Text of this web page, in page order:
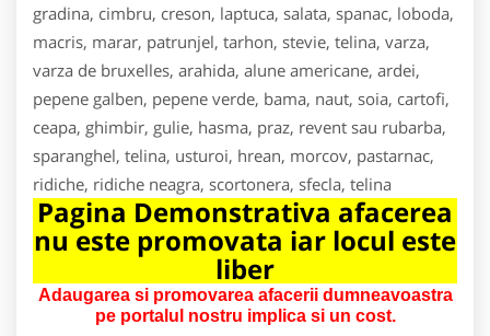
gradina, cimbru, creson, laptuca, salata, spanac, loboda,
macris, marar, patrunjel, tarhon, stevie, telina, varza,
varza de bruxelles, arahida, alune americane, ardei,
pepene galben, pepene verde, bama, naut, soia, cartofi,
ceapa, ghimbir, gulie, hasma, praz, revent sau rubarba,
sparanghel, telina, usturoi, hrean, morcov, pastarnac,
ridiche, ridiche neagra, scortonera, sfecla, telina
Pagina Demonstrativa afacerea
nu este promovata iar locul este
liber
Adaugarea si promovarea afacerii dumneavoastra
pe portalul nostru implica si un cost.